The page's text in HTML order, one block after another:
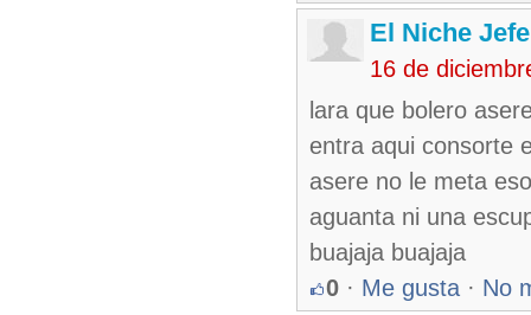
El Niche
16 de
lara que bolero
entra aqui consorte
asere no le meta
aguanta ni una
buajaja buajaja
0 · Me gusta · No